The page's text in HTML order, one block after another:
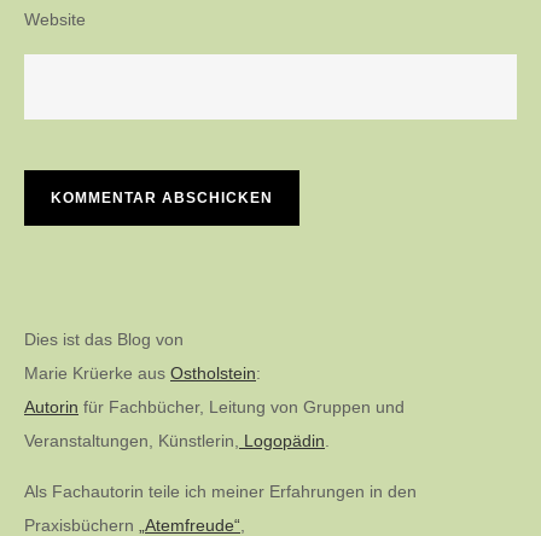
Website
Dies ist das Blog von
Marie Krüerke aus Ostholstein:
Autorin für Fachbücher, Leitung von Gruppen und
Veranstaltungen, Künstlerin,
Logopädin
Als Fachautorin teile ich meiner Erfahrungen in den
Praxisbüchern
„Atemfreude“